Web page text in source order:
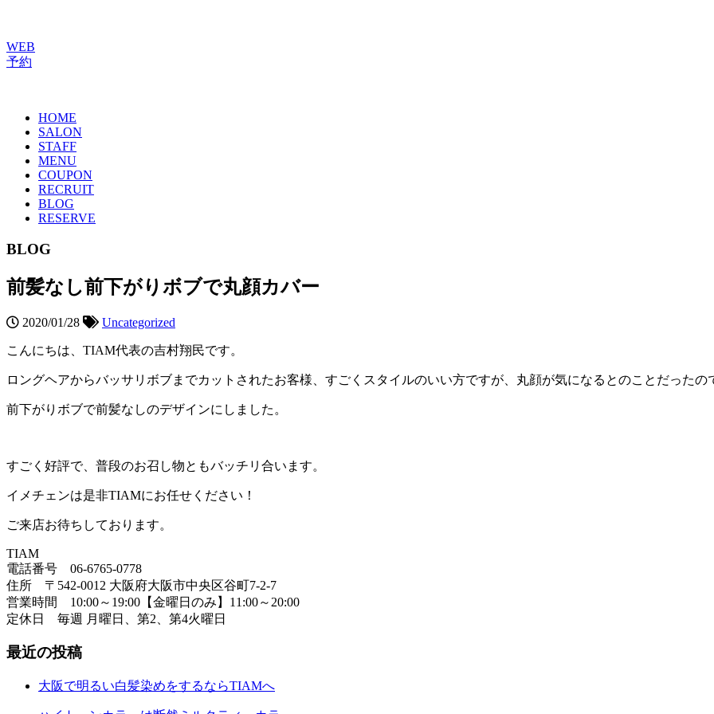
WEB
予約
HOME
SALON
STAFF
MENU
COUPON
RECRUIT
BLOG
RESERVE
BLOG
前髪なし前下がりボブで丸顔カバー
2020/01/28 Uncategorized
こんにちは、TIAM代表の吉村翔民です。
ロングヘアからバッサリボブまでカットされたお客様、すごくスタイルのいい方ですが、丸顔が気になるとのことだったの
前下がりボブで前髪なしのデザインにしました。
すごく好評で、普段のお召し物ともバッチリ合います。
イメチェンは是非TIAMにお任せください！
ご来店お待ちしております。
TIAM
電話番号 06-6765-0778
住所 〒542-0012 大阪府大阪市中央区谷町7-2-7
営業時間 10:00～19:00【金曜日のみ】11:00～20:00
定休日 毎週 月曜日、第2、第4火曜日
最近の投稿
大阪で明るい白髪染めをするならTIAMへ